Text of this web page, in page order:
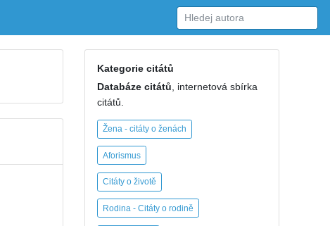
Kategorie citátů
Databáze citátů , internetová sbírka
citátů.
Žena - citáty o ženách
Aforismus
Citáty o životě
Rodina - Citáty o rodině